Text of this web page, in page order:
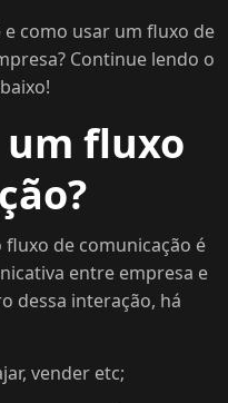
como usar um fluxo de
Continue lendo o
um fluxo
fluxo de comunicação é
entre empresa e
dessa interação, há
vender etc;